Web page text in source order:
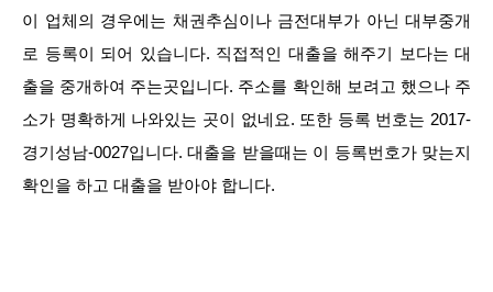
이 업체의 경우에는 채권추심이나 금전대부가 아닌 대부중개
로 등록이 되어 있습니다. 직접적인 대출을 해주기 보다는 대
출을 중개하여 주는곳입니다. 주소를 확인해 보려고 했으나 주
소가 명확하게 나와있는 곳이 없네요. 또한 등록 번호는 2017-
경기성남-0027입니다. 대출을 받을때는 이 등록번호가 맞는지
확인을 하고 대출을 받아야 합니다.